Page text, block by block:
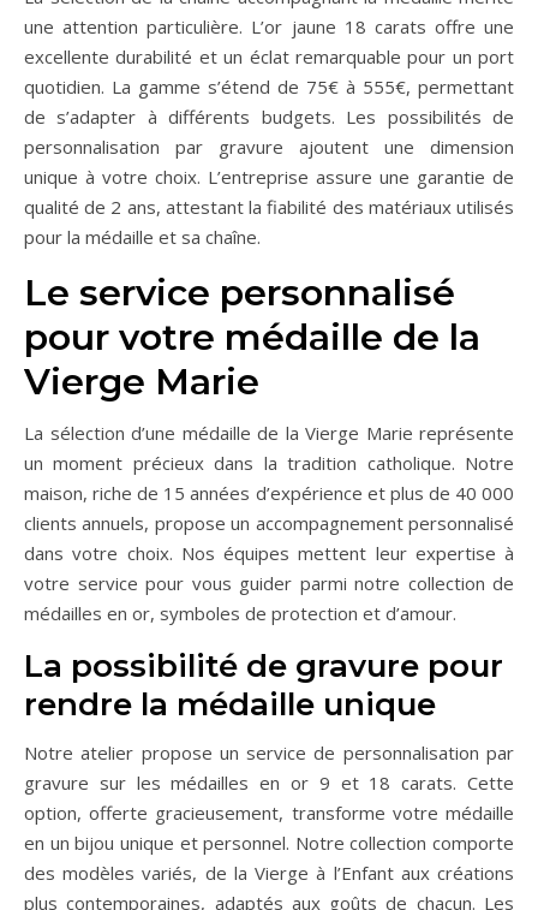
une attention particulière. L’or jaune 18 carats offre une
excellente durabilité et un éclat remarquable pour un port
quotidien. La gamme s’étend de 75€ à 555€, permettant
de s’adapter à différents budgets. Les possibilités de
personnalisation par gravure ajoutent une dimension
unique à votre choix. L’entreprise assure une garantie de
qualité de 2 ans, attestant la fiabilité des matériaux utilisés
pour la médaille et sa chaîne.
Le service personnalisé
pour votre médaille de la
Vierge Marie
La sélection d’une médaille de la Vierge Marie représente
un moment précieux dans la tradition catholique. Notre
maison, riche de 15 années d’expérience et plus de 40 000
clients annuels, propose un accompagnement personnalisé
dans votre choix. Nos équipes mettent leur expertise à
votre service pour vous guider parmi notre collection de
médailles en or, symboles de protection et d’amour.
La possibilité de gravure pour
rendre la médaille unique
Notre atelier propose un service de personnalisation par
gravure sur les médailles en or 9 et 18 carats. Cette
option, offerte gracieusement, transforme votre médaille
en un bijou unique et personnel. Notre collection comporte
des modèles variés, de la Vierge à l’Enfant aux créations
plus contemporaines, adaptés aux goûts de chacun. Les